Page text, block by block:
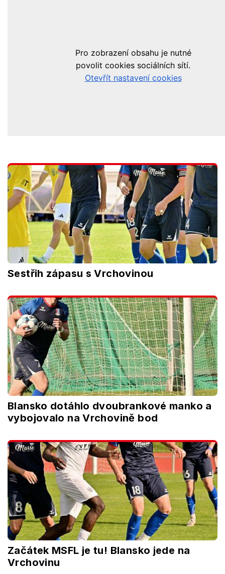
Sestřih zápasu s Vrchovinou
Blansko dotáhlo dvoubrankové manko a
vybojovalo na Vrchovině bod
Začátek MSFL je tu! Blansko jede na
Vrchovinu